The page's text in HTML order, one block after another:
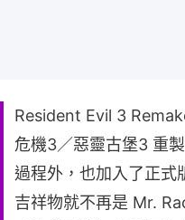
Resident Evil 3
危機3／惡靈古堡3 重
過程外，也加入了正式
吉祥物就不再是 Mr.